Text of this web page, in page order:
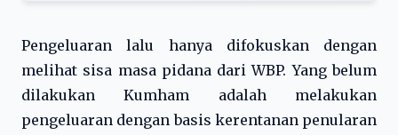
Pengeluaran lalu hanya difokuskan dengan
melihat sisa masa pidana dari WBP. Yang belum
dilakukan Kumham adalah melakukan
pengeluaran dengan basis kerentanan penularan